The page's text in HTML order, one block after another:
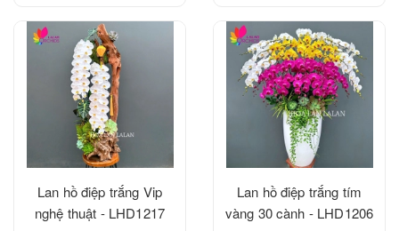
Lan hồ điệp trắng Vip
nghệ thuật - LHD1217
Lan hồ điệp trắng tím
vàng 30 cành - LHD1206